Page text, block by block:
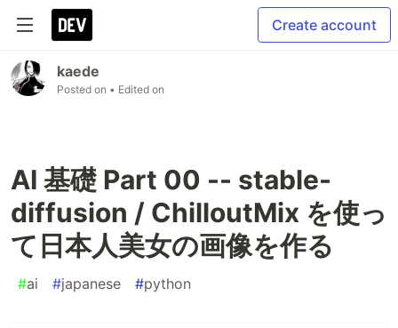
Create account
kaede
Posted on • Edited on
AI 基礎 Part 00 -- stable-
diffusion / ChilloutMix を使っ
て日本人美女の画像を作る
#ai #japanese #python